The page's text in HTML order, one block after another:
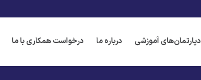
دپارتمان‌های آموزشی درباره ما درخواست همکاری با ما